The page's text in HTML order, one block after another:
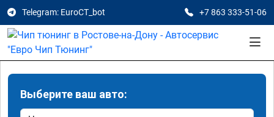
Telegram: EuroCT_bot +7 863 333-51-06
Выберите ваш авто: